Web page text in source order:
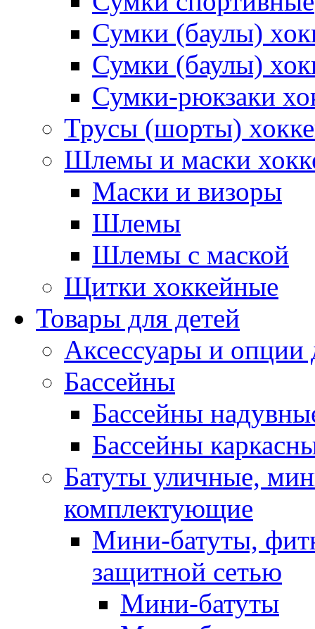
Сумки (баулы)
Сумки (баулы)
Сумки-рюкзаки
Трусы (шорты)
Шлемы и маски
Маски и визоры
Шлемы
Шлемы с маской
Щитки хоккейные
Товары для детей
Аксессуары и опции
Бассейны
Бассейны
Бассейны
Батуты уличные,
комплектующие
Мини-батуты,
защитной сетью
Мини-батуты